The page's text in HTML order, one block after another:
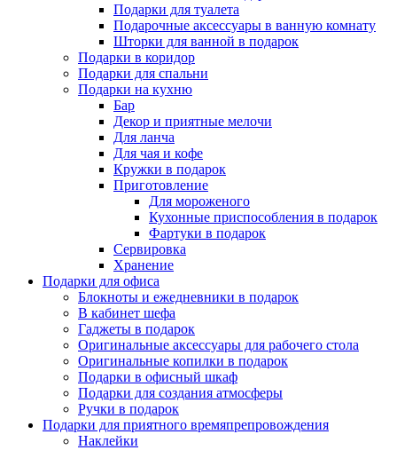
Подарки для туалета
Подарочные аксессуары в ванную комнату
Шторки для ванной в подарок
Подарки в коридор
Подарки для спальни
Подарки на кухню
Бар
Декор и приятные мелочи
Для ланча
Для чая и кофе
Кружки в подарок
Приготовление
Для мороженого
Кухонные приспособления в подарок
Фартуки в подарок
Сервировка
Хранение
Подарки для офиса
Блокноты и ежедневники в подарок
В кабинет шефа
Гаджеты в подарок
Оригинальные аксессуары для рабочего стола
Оригинальные копилки в подарок
Подарки в офисный шкаф
Подарки для создания атмосферы
Ручки в подарок
Подарки для приятного времяпрепровождения
Наклейки